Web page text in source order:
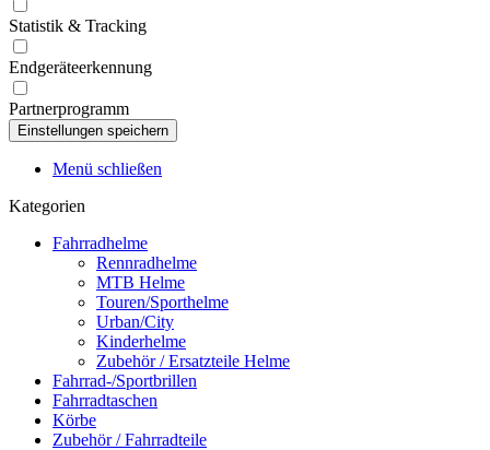
Statistik & Tracking
Endgeräteerkennung
Partnerprogramm
Menü schließen
Kategorien
Fahrradhelme
Rennradhelme
MTB Helme
Touren/Sporthelme
Urban/City
Kinderhelme
Zubehör / Ersatzteile Helme
Fahrrad-/Sportbrillen
Fahrradtaschen
Körbe
Zubehör / Fahrradteile